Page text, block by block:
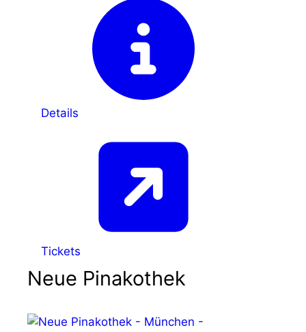
Details
Tickets
Neue Pinakothek